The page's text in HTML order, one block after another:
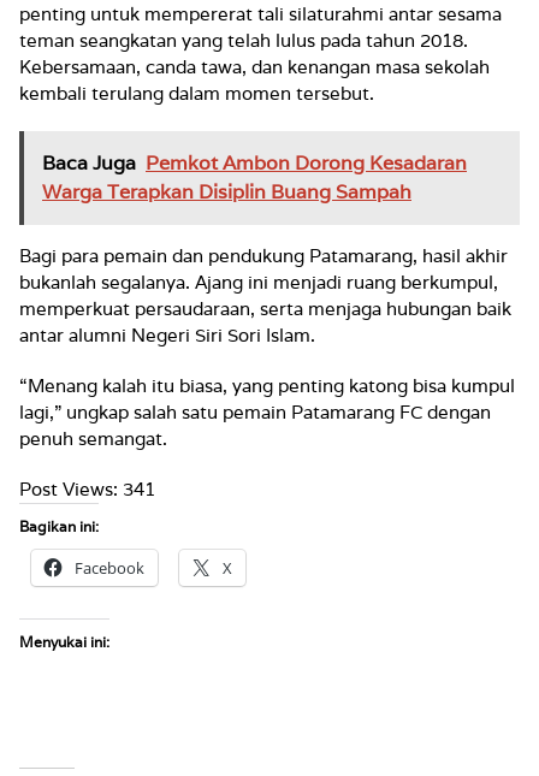
penting untuk mempererat tali silaturahmi antar sesama
teman seangkatan yang telah lulus pada tahun 2018.
Kebersamaan, canda tawa, dan kenangan masa sekolah
kembali terulang dalam momen tersebut.
Baca Juga Pemkot Ambon Dorong Kesadaran
Warga Terapkan Disiplin Buang Sampah
Bagi para pemain dan pendukung Patamarang, hasil akhir
bukanlah segalanya. Ajang ini menjadi ruang berkumpul,
memperkuat persaudaraan, serta menjaga hubungan baik
antar alumni Negeri Siri Sori Islam.
“Menang kalah itu biasa, yang penting katong bisa kumpul
lagi,” ungkap salah satu pemain Patamarang FC dengan
penuh semangat.
Post Views: 341
Bagikan ini:
Facebook X
Menyukai ini: